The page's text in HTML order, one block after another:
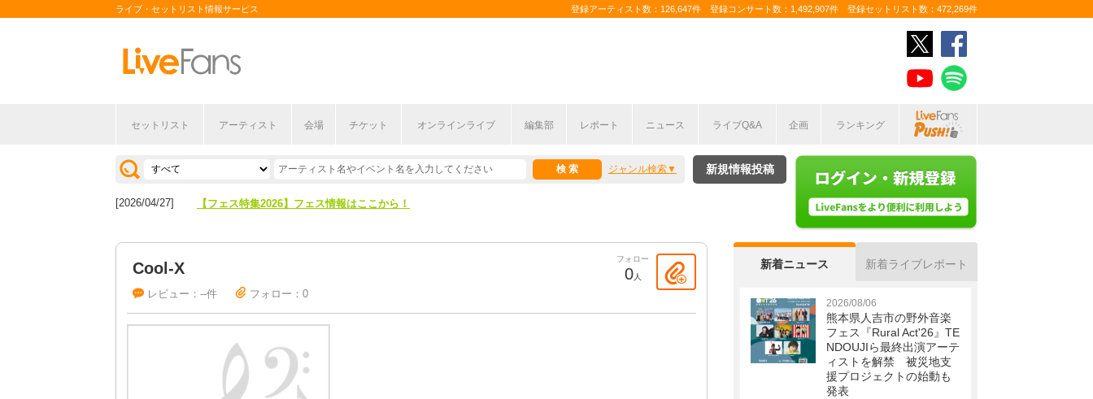
ライブ・セットリスト情報サービス 登録アーティスト数：126,647件 登録コンサート数：1,492,907件 登録セットリスト数：472,269件
セットリスト アーティスト 会場 チケット オンラインライブ 編集部 レポート ニュース ライブQ&A 企画 ランキング
ジャンル検索
[2026/07/28] 【ライブ動員ランキング】2026年上半期編発表！
[2026/04/27] 【フェス特集2026】フェス情報はここから！
新規情報投稿
Cool-X
フォロー
0人
レビュー：--件 フォロー：0
新着ニュース 新着ライブレポート
2026/08/06
熊本県人吉市の野外音楽
フェス『Rural Act'26』TE
NDOUJIら最終出演アーテ
ィストを解禁 被災地支
援プロジェクトの始動も
発表